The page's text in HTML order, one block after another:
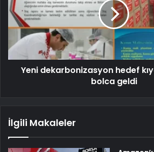
Yeni dekarbonizasyon hedef
bolca geldi
İlgili Makaleler